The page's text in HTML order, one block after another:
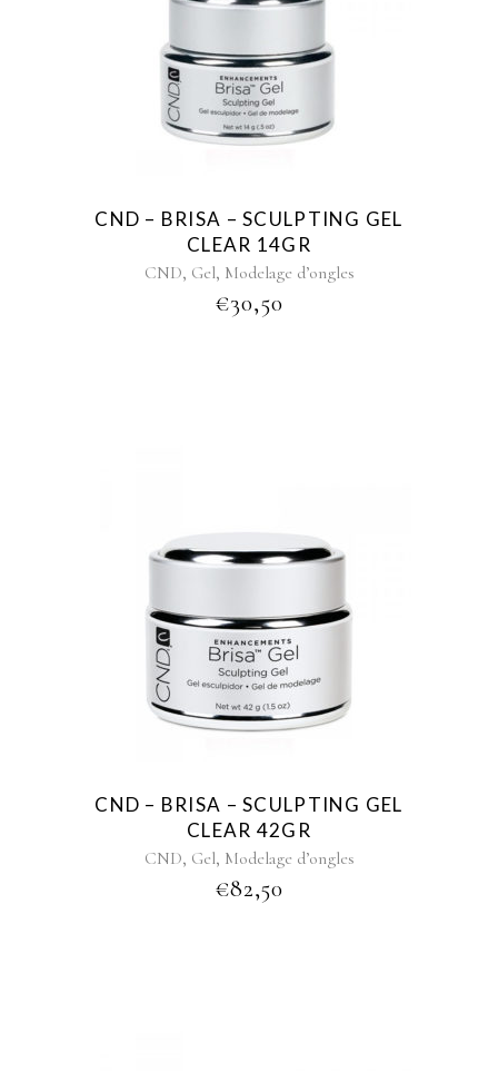
CND – BRISA – SCULPTING GEL
CLEAR 14GR
CND, Gel, Modelage d’ongles
€30,50
CND – BRISA – SCULPTING GEL
CLEAR 42GR
CND, Gel, Modelage d’ongles
€82,50